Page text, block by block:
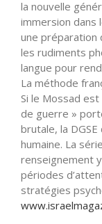
la nouvelle
immersion dans
une préparation
les rudiments
langue pour
La méthode
Si le Mossad
de guerre »
brutale, la
humaine. La
renseignement
périodes
stratégies